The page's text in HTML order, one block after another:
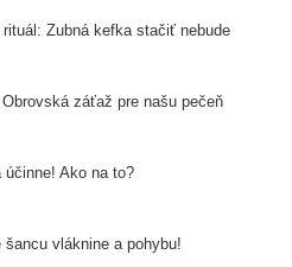
Zubná kefka stačiť nebude
záťaž pre našu pečeň
Ako na to?
vláknine a pohybu!